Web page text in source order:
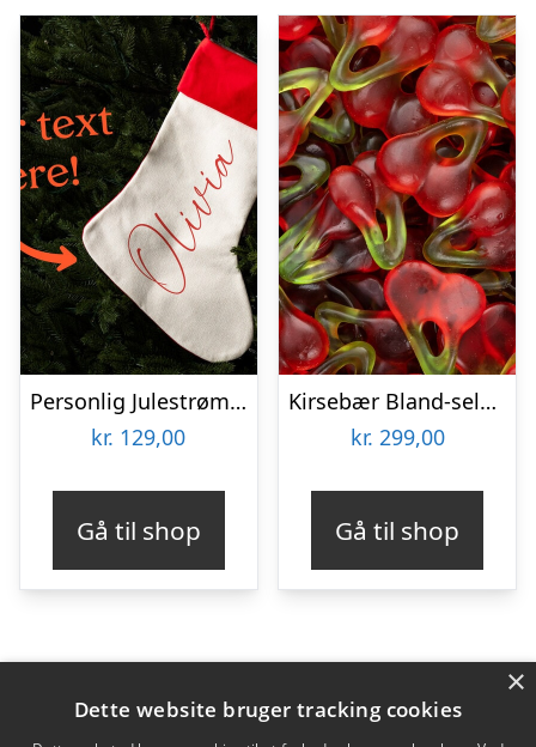
Personlig Julestrømpe med Tekst
kr. 129,00
Gå til shop
Kirsebær Bland-selv slik i kasser 2,4 kg
kr. 299,00
Gå til shop
Varekategorier
×
Dette website bruger tracking cookies